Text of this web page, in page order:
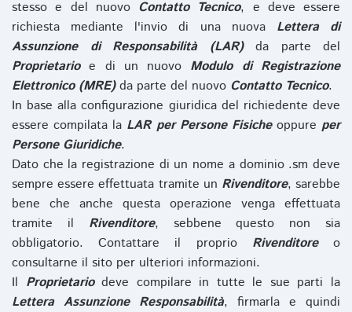
stesso e del nuovo Contatto Tecnico, e deve essere
richiesta mediante l'invio di una nuova Lettera di
Assunzione di Responsabilità (LAR)da parte del
Proprietarioe di un nuovo Modulo di Registrazione
Elettronico (MRE)da parte del nuovo Contatto Tecnico.
In base alla configurazione giuridica del richiedente deve
essere compilata la LAR per Persone Fisicheoppure per
Persone Giuridiche.
Dato che la registrazione di un nome a dominio .sm deve
sempre essere effettuata tramite un Rivenditore, sarebbe
bene che anche questa operazione venga effettuata
tramite il Rivenditore, sebbene questo non sia
obbligatorio. Contattare il proprio Rivenditoreo
consultarne il sito per ulteriori informazioni.
Il Proprietariodeve compilare in tutte le sue parti la
Lettera Assunzione Responsabilità, firmarla e quindi